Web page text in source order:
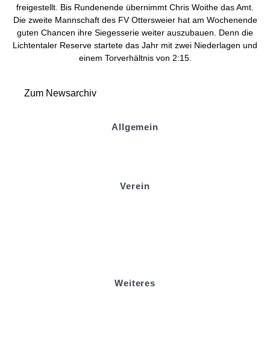
freigestellt. Bis Rundenende übernimmt Chris Woithe das Amt.
Die zweite Mannschaft des FV Ottersweier hat am Wochenende
guten Chancen ihre Siegesserie weiter auszubauen. Denn die
Lichtentaler Reserve startete das Jahr mit zwei Niederlagen und
einem Torverhältnis von 2:15.
Zum Newsarchiv
Allgemein
Verein
Weiteres